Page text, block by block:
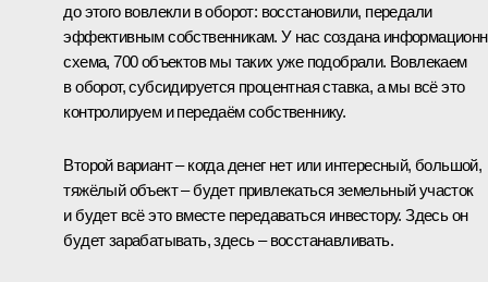
до этого вовлекли в оборот: восстановили, передали
эффективным собственникам. У нас создана
схема, 700 объектов мы таких уже подобрали. Вовлекаем
в оборот, субсидируется процентная ставка, а мы всё это
контролируем и передаём собственнику.
Второй вариант – когда денег нет или интересный, большой,
тяжёлый объект – будет привлекаться земельный участок
и будет всё это вместе передаваться инвестору. Здесь он
будет зарабатывать, здесь – восстанавливать.